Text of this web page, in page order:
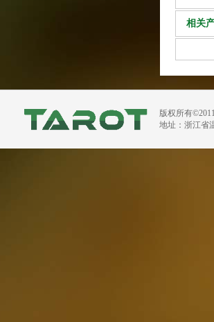
相关
版权所有
地址：浙江省